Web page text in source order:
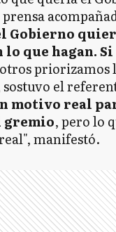
Gobierno
lo que hagan.
priorizamos
el
motivo real
, pero lo
manifestó.